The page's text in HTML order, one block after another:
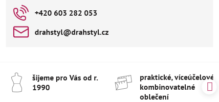
+420 603 282 053
drahstyl​@drahstyl​.cz
šijeme pro Vás od r​.
1990
praktické, víceúčelové
kombinovatelné
oblečení